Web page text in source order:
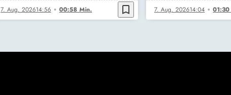
7. Aug. 202614:56 00:58 Min. bookmark_border 7. Aug. 202614:04 01:30